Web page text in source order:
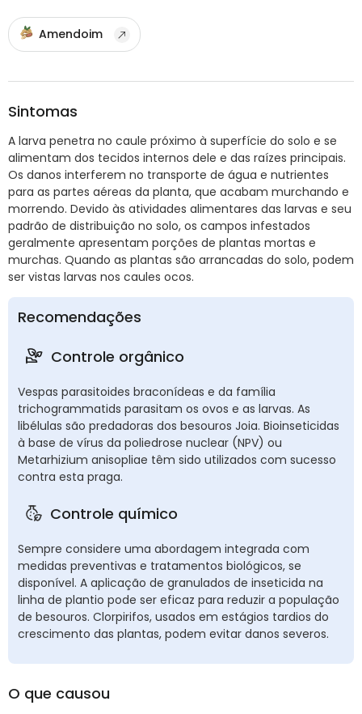
Amendoim
Sintomas
A larva penetra no caule próximo à superfície do solo e se
alimentam dos tecidos internos dele e das raízes principais.
Os danos interferem no transporte de água e nutrientes
para as partes aéreas da planta, que acabam murchando e
morrendo. Devido às atividades alimentares das larvas e seu
padrão de distribuição no solo, os campos infestados
geralmente apresentam porções de plantas mortas e
murchas. Quando as plantas são arrancadas do solo, podem
ser vistas larvas nos caules ocos.
Recomendações
Controle orgânico
Vespas parasitoides braconídeas e da família
trichogrammatids parasitam os ovos e as larvas. As
libélulas são predadoras dos besouros Joia. Bioinseticidas
à base de vírus da poliedrose nuclear (NPV) ou
Metarhizium anisopliae têm sido utilizados com sucesso
contra esta praga.
Controle químico
Sempre considere uma abordagem integrada com
medidas preventivas e tratamentos biológicos, se
disponível. A aplicação de granulados de inseticida na
linha de plantio pode ser eficaz para reduzir a população
de besouros. Clorpirifos, usados em estágios tardios do
crescimento das plantas, podem evitar danos severos.
O que causou